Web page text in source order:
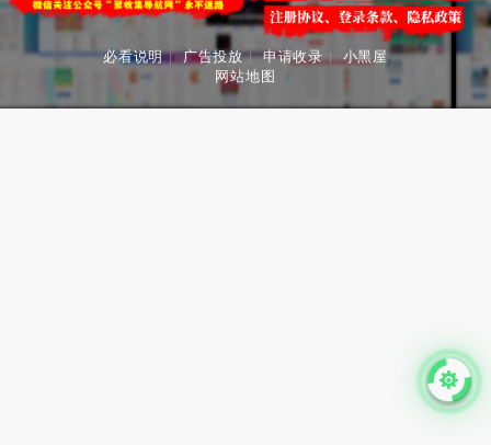
必看说明 | 广告投放 | 申请收录 |
小黑屋
网站地图